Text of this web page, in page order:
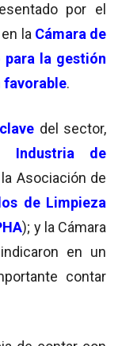
por el
la Cámara de
para la gestión
favorable.
del sector,
Industria de
Asociación de
de Limpieza
); y la Cámara
indicaron en un
contar